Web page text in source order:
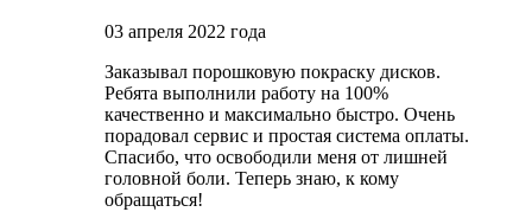
03 апреля 2022 года
Заказывал порошковую покраску дисков.
Ребята выполнили работу на 100%
качественно и максимально быстро. Очень
порадовал сервис и простая система оплаты.
Спасибо, что освободили меня от лишней
головной боли. Теперь знаю, к кому
обращаться!